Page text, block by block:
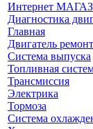
Интернет
Диагностика
Главная
Двигатель ремонт
Система выпуска
Топливная
Трансмиссия
Электрика
Тормоза
Система